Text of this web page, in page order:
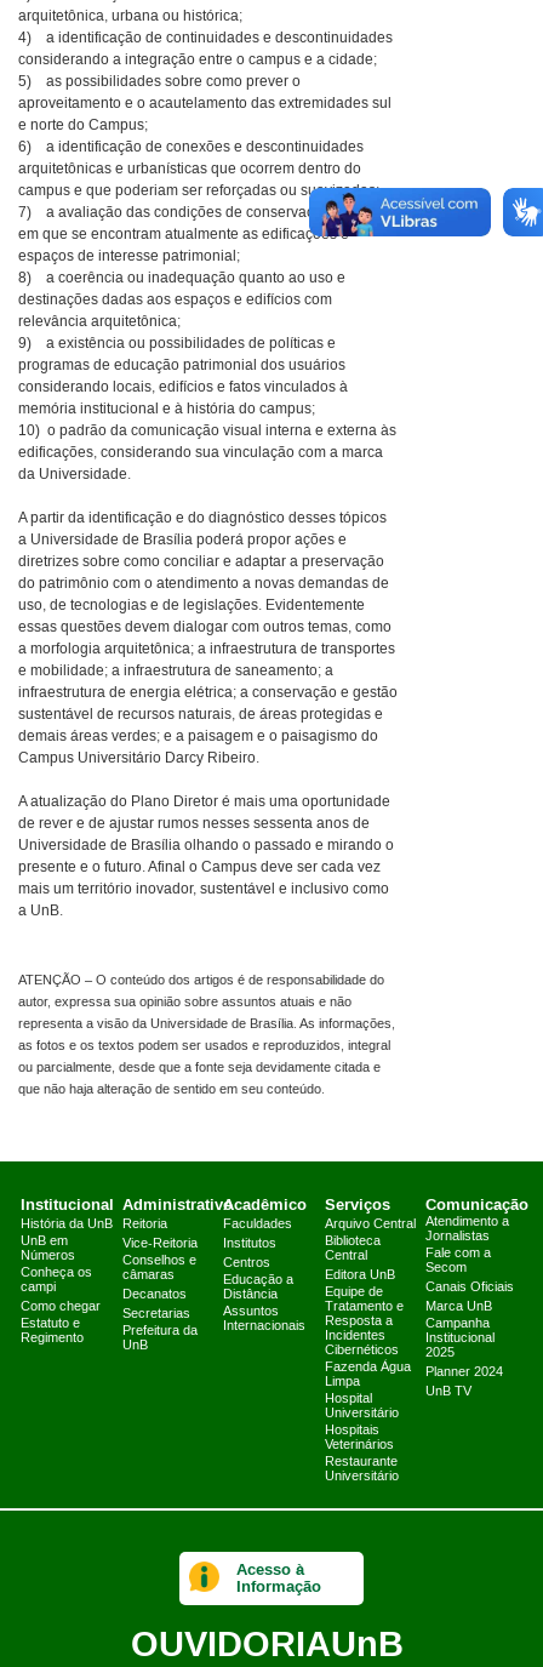
arquitetônica, urbana ou histórica;
4) a identificação de continuidades e descontinuidades
considerando a integração entre o campus e a cidade;
5) as possibilidades sobre como prever o
aproveitamento e o acautelamento das extremidades sul
e norte do Campus;
6) a identificação de conexões e descontinuidades
arquitetônicas e urbanísticas que ocorrem dentro do
campus e que poderiam ser reforçadas ou suavizadas;
7) a avaliação das condições de conservação e de uso
em que se encontram atualmente as edificações e
espaços de interesse patrimonial;
8) a coerência ou inadequação quanto ao uso e
destinações dadas aos espaços e edifícios com
relevância arquitetônica;
9) a existência ou possibilidades de políticas e
programas de educação patrimonial dos usuários
considerando locais, edifícios e fatos vinculados à
memória institucional e à história do campus;
10) o padrão da comunicação visual interna e externa às
edificações, considerando sua vinculação com a marca
da Universidade.
A partir da identificação e do diagnóstico desses tópicos
a Universidade de Brasília poderá propor ações e
diretrizes sobre como conciliar e adaptar a preservação
do patrimônio com o atendimento a novas demandas de
uso, de tecnologias e de legislações. Evidentemente
essas questões devem dialogar com outros temas, como
a morfologia arquitetônica; a infraestrutura de transportes
e mobilidade; a infraestrutura de saneamento; a
infraestrutura de energia elétrica; a conservação e gestão
sustentável de recursos naturais, de áreas protegidas e
demais áreas verdes; e a paisagem e o paisagismo do
Campus Universitário Darcy Ribeiro.
A atualização do Plano Diretor é mais uma oportunidade
de rever e de ajustar rumos nesses sessenta anos de
Universidade de Brasília olhando o passado e mirando o
presente e o futuro. Afinal o Campus deve ser cada vez
mais um território inovador, sustentável e inclusivo como
a UnB.
ATENÇÃO – O conteúdo dos artigos é de responsabilidade do
autor, expressa sua opinião sobre assuntos atuais e não
representa a visão da Universidade de Brasília. As informações,
as fotos e os textos podem ser usados e reproduzidos, integral
ou parcialmente, desde que a fonte seja devidamente citada e
que não haja alteração de sentido em seu conteúdo.
Institucional
História da UnB
UnB em
Números
Conheça os
campi
Como chegar
Estatuto e
Regimento
Administrativo
Reitoria
Vice-Reitoria
Conselhos e
câmaras
Decanatos
Secretarias
Prefeitura da
UnB
Acadêmico
Faculdades
Institutos
Centros
Educação a
Distância
Assuntos
Internacionais
Serviços
Arquivo Central
Biblioteca
Central
Editora UnB
Equipe de
Tratamento e
Resposta a
Incidentes
Cibernéticos
Fazenda Água
Limpa
Hospital
Universitário
Hospitais
Veterinários
Restaurante
Universitário
Comunicação
Atendimento a
Jornalistas
Fale com a
Secom
Canais Oficiais
Marca UnB
Campanha
Institucional
2025
Planner 2024
UnB TV
Acesso à
Informação
OUVIDORIAUnB